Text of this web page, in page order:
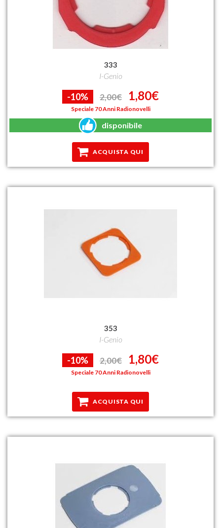
333
I-Genio
-10% 2,00€ 1,80€
Speciale 70 Anni Radionovelli
disponibile
ACQUISTA QUI
353
I-Genio
-10% 2,00€ 1,80€
Speciale 70 Anni Radionovelli
ACQUISTA QUI